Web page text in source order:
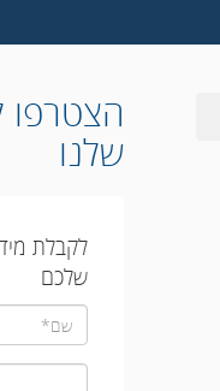
הצטרפו
שלנו
לקבלת
שלכם